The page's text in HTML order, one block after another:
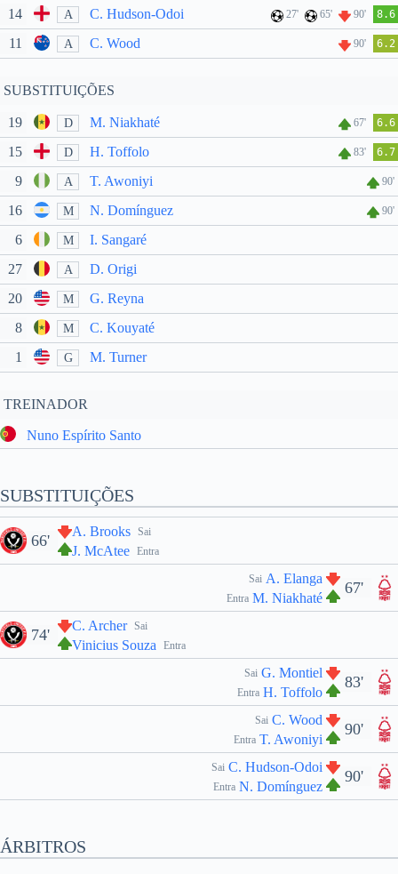
14 A C. Hudson-Odoi 27' 65' 90' 8.6
11 A C. Wood 90' 6.2
SUBSTITUIÇÕES
19 D M. Niakhaté 67' 6.6
15 D H. Toffolo 83' 6.7
9 A T. Awoniyi 90'
16 M N. Domínguez 90'
6 M
I. Sangaré
27
A
D. Origi
20
M
G. Reyna
8
M
C. Kouyaté
1
G M. Turner
TREINADOR
Nuno Espírito Santo
SUBSTITUIÇÕES
Sai
A. Brooks
Entra
J. McAtee
66'
67'
Sai A. Elanga
Entra M. Niakhaté
Sai
C. Archer
Entra
Vinicius Souza
74'
83'
Sai G. Montiel
Entra H. Toffolo
90'
Sai C. Wood
Entra T. Awoniyi
90'
Sai C. Hudson-Odoi
Entra N. Domínguez
ÁRBITROS